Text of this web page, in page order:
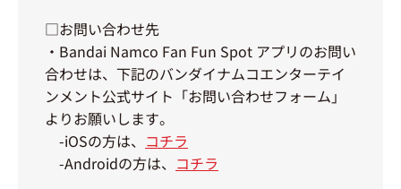
□お問い合わせ先
・Bandai Namco Fan Fun Spot アプリのお問い
合わせは、下記のバンダイナムコエンターテイ
ンメント公式サイト「お問い合わせフォーム」
よりお願いします。
-iOSの方は、 コチラ
-Androidの方は、 コチラ